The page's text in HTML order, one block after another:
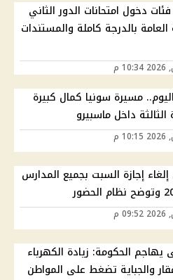
دخول امتحانات الدور الثاني
العامة بالدرجة كاملة والمستندات
مسيرة سونيا كمال كبيرة
داخل ماسبيرو
إجازة السبت بجميع المدارس
الحكومة: زيادة الكهرباء
والجباية تضغط على المواطن